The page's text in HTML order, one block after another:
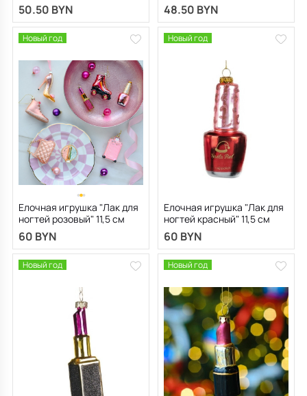
50.50 BYN 48.50 BYN
Новый год
Елочная игрушка "Лак для
ногтей розовый" 11,5 см
60 BYN
Новый год
Елочная игрушка "Лак для
ногтей красный" 11,5 см
60 BYN
Новый год Новый год